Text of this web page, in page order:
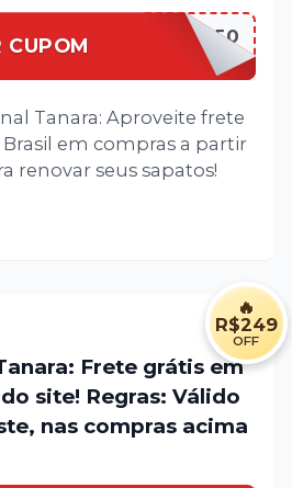
CUPOMFRETEGRATIS50
Tanara: Aproveite frete
em compras a partir
renovar seus sapatos!
🔥
R$249
OFF
Frete grátis em
site! Regras: Válido
nas compras acima